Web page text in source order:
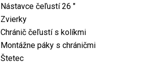
Nástavce čeľustí 26 "
Zvierky
Chránič čeľustí s kolíkmi
Montážne páky s chráničmi
Štetec